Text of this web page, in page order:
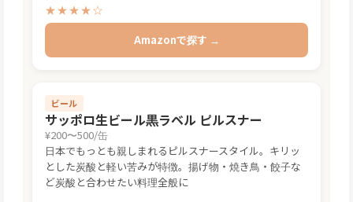
★★★★☆
Amazonで探す →
ビール
サッポロ生ビール黒ラベル ピルスナー
¥200〜500/缶
日本でもっとも親しまれるピルスナースタイル。キリッ
とした炭酸と軽い苦みが特徴。揚げ物・焼き鳥・餃子な
ど炭酸と合わせたい料理全般に